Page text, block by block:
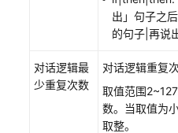
常
出」句子之
的句子|再说
对话逻辑最
少重复次数
对话逻辑重复次
取值范围
数。当取值为
取整。